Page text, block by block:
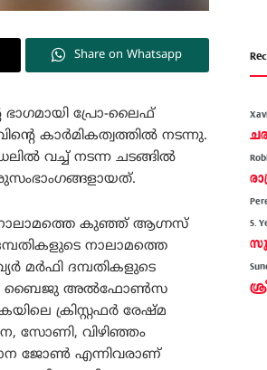
Share on Whatsapp
ഭാഗമായി പ്രോ-ലൈഫ്
കാർമികത്വത്തിൽ നടന്നു.
വച്ച് നടന്ന ചടങ്ങിൽ
നാലാമത്തെ കുഞ്ഞ് ആഗ്നസ്
നാലാമത്തെ
ദമ്പതികളുടെ
ബൈജു അല്‍ഫോണ്‍സ
ക്രിസ്റ്റഫര്‍ രേഷ്മ
സോണി, വിഴിഞ്ഞം
ജോൺ എന്നിവരാണ്
S.